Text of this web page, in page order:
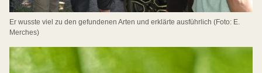
Er wusste viel zu den gefundenen Arten und erklärte ausführlich (Foto: E.
Merches)